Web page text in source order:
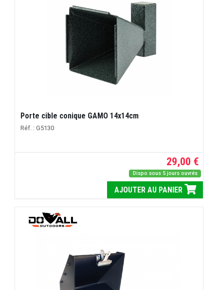
Porte cible conique GAMO 14x14cm
Réf. : G5130
29,00 €
Dispo sous 5 jours ouvrés
AJOUTER AU PANIER